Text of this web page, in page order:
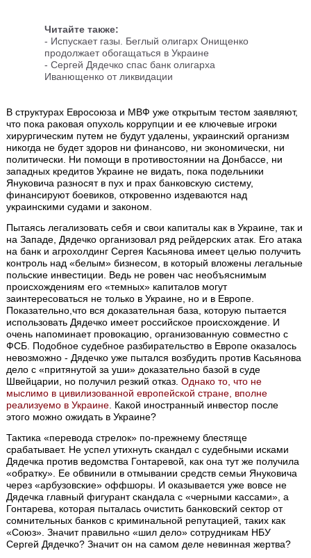
Читайте также:
- Испускает газы. Беглый олигарх Онищенко
продолжает обогащаться в Украине
-Сергей Дядечко спас банк олигарха
Иванющенко от ликвидации
В структурах Евросоюза и МВФ уже открытым тестом заявляют,
что пока раковая опухоль коррупции и ее ключевые игроки
хирургическим путем не будут удалены, украинский организм
никогда не будет здоров ни финансово, ни экономически, ни
политически. Ни помощи в противостоянии на Донбассе, ни
западных кредитов Украине не видать, пока подельники
Януковича разносят в пух и прах банковскую систему,
финансируют боевиков, откровенно издеваются над
украинскими судами и законом.
Пытаясь легализовать себя и свои капиталы как в Украине, так и
на Западе, Дядечко организовал ряд рейдерских атак. Его атака
на банк и агрохолдинг Сергея Касьянова имеет целью получить
контроль над «белым» бизнесом, в который вложены легальные
польские инвестиции. Ведь не ровен час необъяснимым
происхождениям его «темных» капиталов могут
заинтересоваться не только в Украине, но и в Европе.
Показательно,что вся доказательная база, которую пытается
использовать Дядечко имеет российское происхождение. И
очень напоминает провокацию, организованную совместно с
ФСБ. Подобное судебное разбирательство в Европе оказалось
невозможно - Дядечко уже пытался возбудить против Касьянова
дело с «притянутой за уши» доказательно базой в суде
Швейцарии, но получил резкий отказ.Однако то, что не
мыслимо в цивилизованной европейской стране, вполне
реализуемо в Украине . Какой иностранный инвестор после
этого можно ожидать в Украине?
Тактика «перевода стрелок» по-прежнему блестяще
срабатывает. Не успел утихнуть скандал с судебными исками
Дядечка против ведомства Гонтаревой, как она тут же получила
«обратку». Ее обвинили в отмывании средств семьи Януковича
через «арбузовские» оффшоры. И оказывается уже вовсе не
Дядечка главный фигурант скандала с «черными кассами», а
Гонтарева, которая пыталась очистить банковский сектор от
сомнительных банков с криминальной репутацией, таких как
«Союз». Значит правильно «шил дело» сотрудникам НБУ
Сергей Дядечко? Значит он на самом деле невинная жертва?